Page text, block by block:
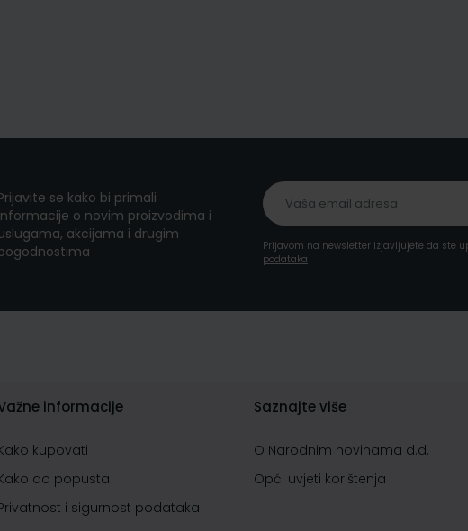
se kako bi primali
o novim proizvodima i
akcijama i drugim
Prijavom na newsletter izjavljujete da ste
podataka
informacije
kupovati
do popusta
i sigurnost podataka
Saznajte više
O Narodnim novinama d.d.
Opći uvjeti korištenja